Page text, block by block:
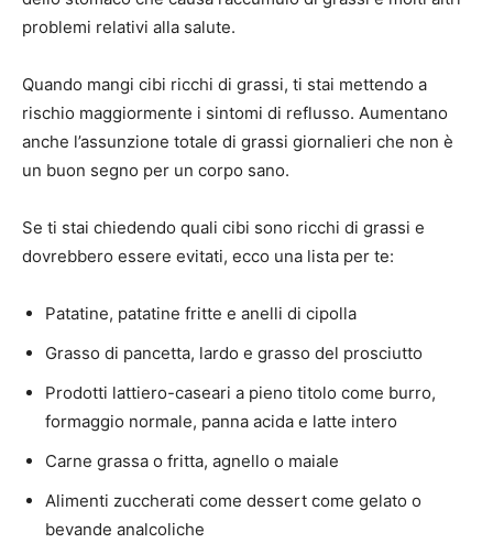
problemi relativi alla salute.
Quando mangi cibi ricchi di grassi, ti stai mettendo a
rischio maggiormente i sintomi di reflusso. Aumentano
anche l’assunzione totale di grassi giornalieri che non è
un buon segno per un corpo sano.
Se ti stai chiedendo quali cibi sono ricchi di grassi e
dovrebbero essere evitati, ecco una lista per te:
Patatine, patatine fritte e anelli di cipolla
Grasso di pancetta, lardo e grasso del prosciutto
Prodotti lattiero-caseari a pieno titolo come burro,
formaggio normale, panna acida e latte intero
Carne grassa o fritta, agnello o maiale
Alimenti zuccherati come dessert come gelato o
bevande analcoliche